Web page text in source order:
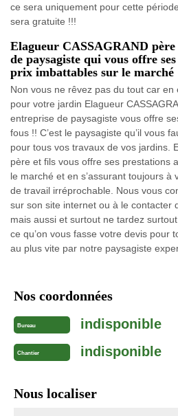
ce sera uniquement pour cette
sera gratuite !!!
Elagueur CASSAGRAND
de paysagiste qui vous offre
prix imbattables sur le marché
Non vous ne rêvez pas du tout car
pour votre jardin Elagueur
entreprise de paysagiste vous offre
fous !! C’est le paysagiste qu’il vous
pour tous vos travaux de vos jardins.
père et fils vous offre ses prestations
le marché et en s’assurant toujours à
de travail irréprochable. Nous vous
sur son site internet ou à le contacter
mais aussi et surtout ne tardez
ce qu’on vous fasse votre devis pour
au plus vite par notre paysagiste
Nos coordonnées
Bureau indisponible
Chantier indisponible
Nous localiser